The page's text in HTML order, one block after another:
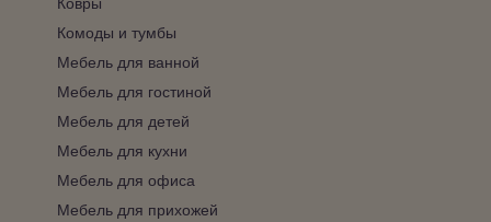
Комоды и тумбы
Мебель для ванной
Мебель для гостиной
Мебель для детей
Мебель для кухни
Мебель для офиса
Мебель для прихожей